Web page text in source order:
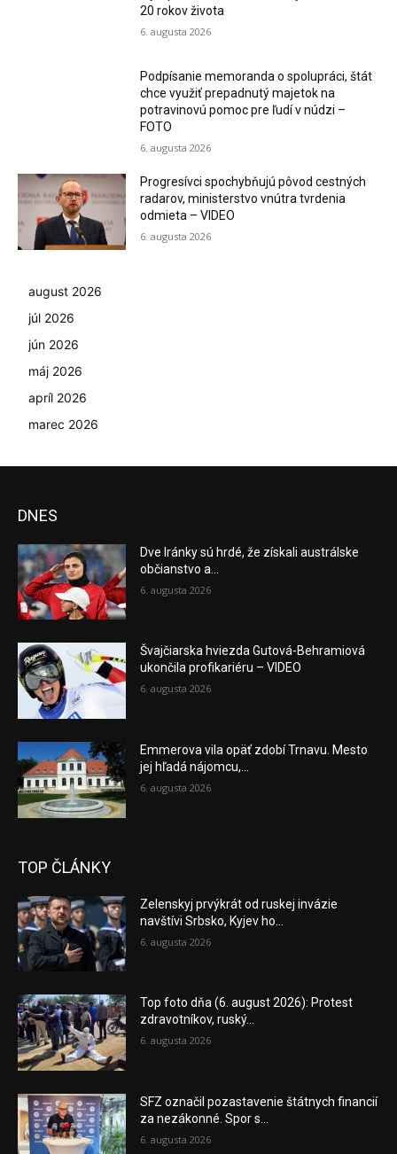
20 rokov života
6. augusta 2026
Podpísanie memoranda o spolupráci, štát
chce využiť prepadnutý majetok na
potravinovú pomoc pre ľudí v núdzi –
FOTO
6. augusta 2026
Progresívci spochybňujú pôvod cestných
radarov, ministerstvo vnútra tvrdenia
odmieta – VIDEO
6. augusta 2026
august 2026
júl 2026
jún 2026
máj 2026
apríl 2026
marec 2026
DNES
Dve Iránky sú hrdé, že získali austrálske
občianstvo a...
6. augusta 2026
Švajčiarska hviezda Gutová-Behramiová
ukončila profikariéru – VIDEO
6. augusta 2026
Emmerova vila opäť zdobí Trnavu. Mesto
jej hľadá nájomcu,...
6. augusta 2026
TOP ČLÁNKY
Zelenskyj prvýkrát od ruskej invázie
navštívi Srbsko, Kyjev ho...
6. augusta 2026
Top foto dňa (6. august 2026): Protest
zdravotníkov, ruský...
6. augusta 2026
SFZ označil pozastavenie štátnych financií
za nezákonné. Spor s...
6. augusta 2026